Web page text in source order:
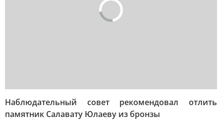
Наблюдательный совет рекомендовал отлить
памятник Салавату Юлаеву из бронзы